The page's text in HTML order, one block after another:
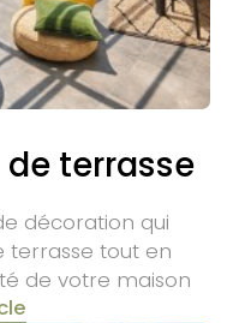
terrasse
décoration qui
terrasse tout en
de votre maison